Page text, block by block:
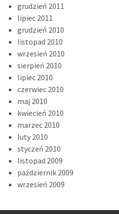
grudzień 2011
lipiec 2011
grudzień 2010
listopad 2010
wrzesień 2010
sierpień 2010
lipiec 2010
czerwiec 2010
maj 2010
kwiecień 2010
marzec 2010
luty 2010
styczeń 2010
listopad 2009
październik 2009
wrzesień 2009